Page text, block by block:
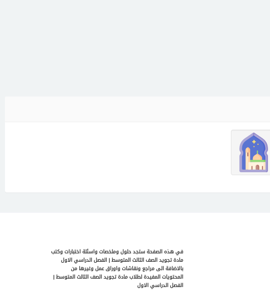
في هذه الصفحة ستجد حلول وملخصات واسئلة اختبارات وكتب
مادة تجويد الصف الثالث المتوسط | الفصل الدراسي الاول
بالاضافة الى مراجع ونقاشات واوراق عمل وغيرها من
المحتويات المفيدة لطلاب مادة تجويد الصف الثالث المتوسط |
الفصل الدراسي الاول